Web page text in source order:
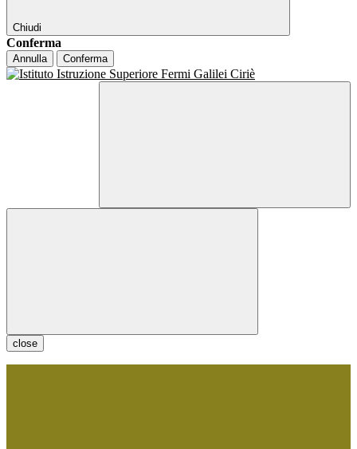
Chiudi
Conferma
Annulla Conferma
close